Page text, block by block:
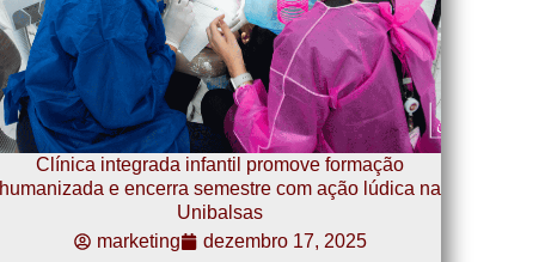
Clínica integrada infantil promove formação
humanizada e encerra semestre com ação lúdica na
Unibalsas
marketing
dezembro 17, 2025